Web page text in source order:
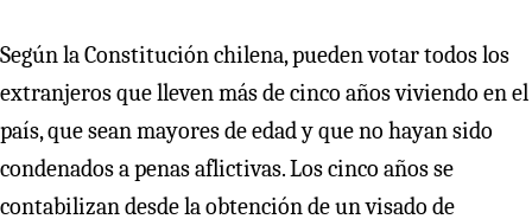
Según la Constitución chilena, pueden votar todos los
extranjeros que lleven más de cinco años viviendo en el
país, que sean mayores de edad y que no hayan sido
condenados a penas aflictivas. Los cinco años se
contabilizan desde la obtención de un visado de